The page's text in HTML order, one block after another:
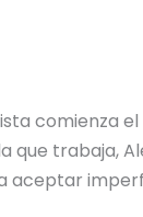
comienza
que trabaja,
aceptar